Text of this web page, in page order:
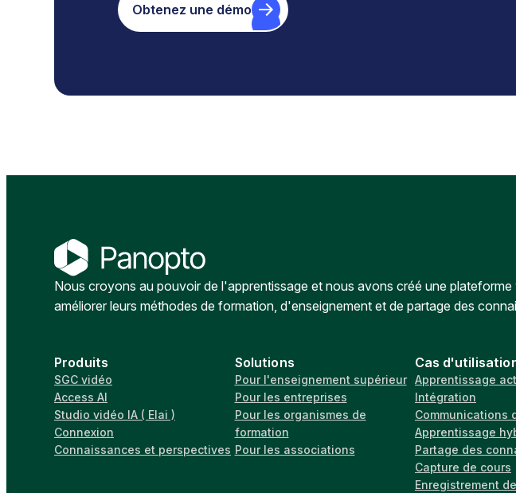
Obtenez une démo
Nous croyons au pouvoir de l'apprentissage et nous avons créé une
améliorer leurs méthodes de formation, d'enseignement et de partage des
Produits
SGC vidéo
Access AI
Studio vidéo IA ( Elai )
Connexion
Connaissances et perspectives
Solutions
Pour l'enseignement supérieur
Pour les entreprises
Pour les organismes de
formation
Pour les associations
Cas
Apprentissage
Intégration
Communications
Apprentissage
Partage des
Capture de cours
Enregistrement